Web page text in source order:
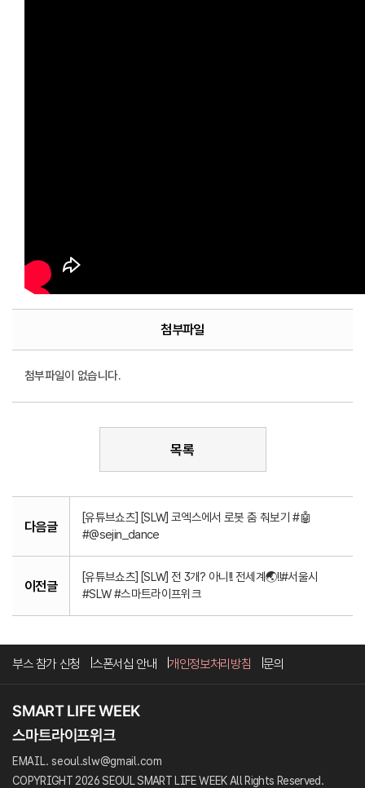
첨부파일
첨부파일이 없습니다.
목록
다음글
[유튜브쇼츠] [SLW] 코엑스에서 로봇 춤 춰보기 #🤖
#@sejin_dance
이전글
[유튜브쇼츠] [SLW] 전 3개? 아니!! 전세계🌏!!#서울시
#SLW #스마트라이프위크
부스 참가 신청 스폰서십 안내 개인정보처리방침 문의
EMAIL. seoul.slw@gmail.com
COPYRIGHT 2026 SEOUL SMART LIFE WEEK All Rights Reserved.